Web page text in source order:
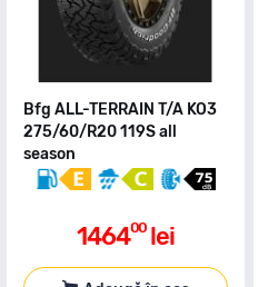
Bfg ALL-TERRAIN T/A KO3
275/60/R20 119S all
season
146400 lei